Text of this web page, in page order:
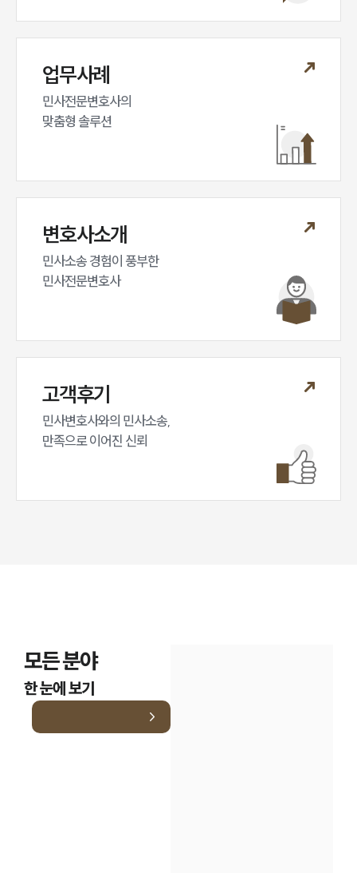
업무사례
민사전문변호사의
맞춤형 솔루션
변호사소개
민사소송 경험이 풍부한
민사전문변호사
고객후기
민사변호사와의 민사소송,
만족으로 이어진 신뢰
모든 분야
한 눈에 보기